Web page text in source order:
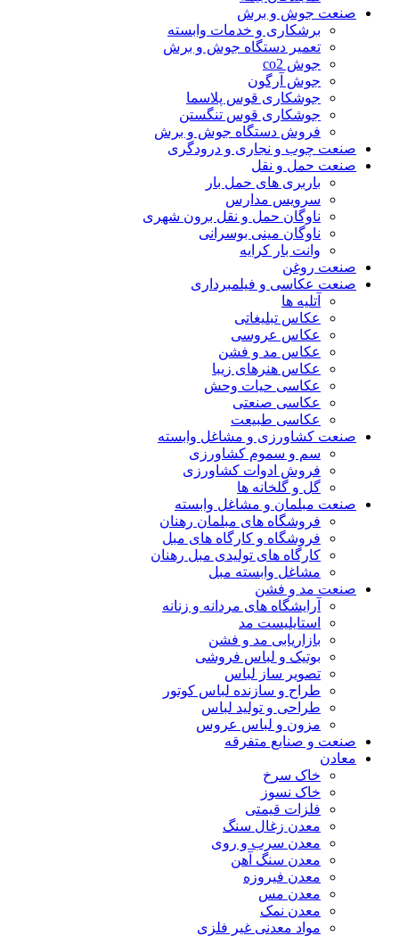
صنعت جوش و برش
برشکاری و خدمات وابسته
تعمیر دستگاه جوش و برش
جوش co2
جوش آرگون
جوشکاری قوس پلاسما
جوشکاری قوس تنگستن
فروش دستگاه جوش و برش
صنعت چوب و نجاری و درودگری
صنعت حمل و نقل
باربری های حمل بار
سرویس مدارس
ناوگان حمل و نقل برون شهری
ناوگان مینی بوسرانی
وانت بار کرایه
صنعت روغن
صنعت عکاسی و فیلمبرداری
آتلیه ها
عکاس تبلیغاتی
عکاس عروسی
عکاس مد و فشن
عکاس هنرهای زیبا
عکاسی حیات وحش
عکاسی صنعتی
عکاسی طبیعت
صنعت کشاورزی و مشاغل وابسته
سم و سموم کشاورزی
فروش ادوات کشاورزی
گل و گلخانه ها
صنعت مبلمان و مشاغل وابسته
فروشگاه های مبلمان رهنان
فروشگاه و کارگاه های مبل
کارگاه های تولیدی مبل رهنان
مشاغل وابسته مبل
صنعت مد و فشن
آرایشگاه های مردانه و زنانه
استایلیست مد
بازاریابی مد و فشن
بوتیک و لباس فروشی
تصویر ساز لباس
طراح و سازنده لباس کوتور
طراحی و تولید لباس
مزون و لباس عروس
صنعت و صنایع متفرقه
معادن
خاک سرخ
خاک نسوز
فلزات قیمتی
معدن زغال سنگ
معدن سرب و روی
معدن سنگ آهن
معدن فیروزه
معدن مس
معدن نمک
مواد معدنی غیر فلزی